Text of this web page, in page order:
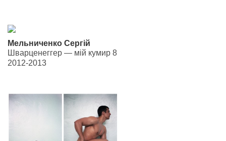
Мельниченко Сергій
Шварценеггер — мій кумир 8
2012-2013